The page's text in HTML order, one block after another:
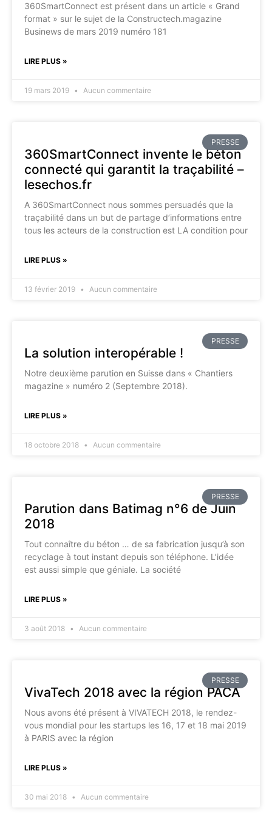
360SmartConnect est présent dans un article « Grand
format » sur le sujet de la Constructech.magazine
Businews de mars 2019 numéro 181
LIRE PLUS »
19 mars 2019 Aucun commentaire
PRESSE
360SmartConnect invente le béton
connecté qui garantit la traçabilité –
lesechos.fr
A 360SmartConnect nous sommes persuadés que la
traçabilité dans un but de partage d’informations entre
tous les acteurs de la construction est LA condition pour
LIRE PLUS »
13 février 2019 Aucun commentaire
PRESSE
La solution interopérable !
Notre deuxième parution en Suisse dans « Chantiers
magazine » numéro 2 (Septembre 2018).
LIRE PLUS »
18 octobre 2018 Aucun commentaire
PRESSE
Parution dans Batimag n°6 de Juin
2018
Tout connaître du béton … de sa fabrication jusqu’à son
recyclage à tout instant depuis son téléphone. L’idée
est aussi simple que géniale. La société
LIRE PLUS »
3 août 2018 Aucun commentaire
PRESSE
VivaTech 2018 avec la région PACA
Nous avons été présent à VIVATECH 2018, le rendez-
vous mondial pour les startups les 16, 17 et 18 mai 2019
à PARIS avec la région
LIRE PLUS »
30 mai 2018 Aucun commentaire